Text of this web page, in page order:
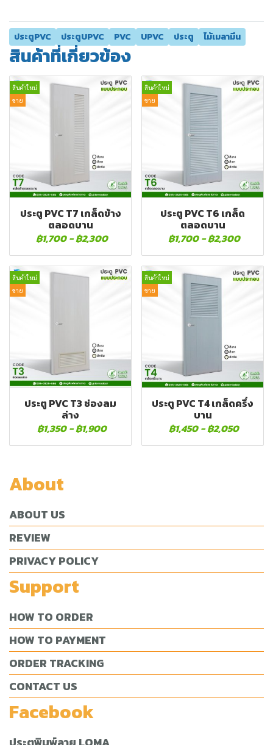
ประตูPVC ประตูUPVC PVC UPVC ประตู ไม้เมลามีน
สินค้าที่เกี่ยวข้อง
สินค้าใหม่
ขาย
ประตู PVC T7 เกล็ดข้าง
ตลอดบาน
฿1,700 -฿2,300
สินค้าใหม่
ขาย
ประตู PVC T6 เกล็ด
ตลอดบาน
฿1,700 -฿2,300
สินค้าใหม่
ขาย
ประตู PVC T3 ช่องลม
ล่าง
฿1,350 -฿1,900
สินค้าใหม่
ขาย
ประตู PVC T4 เกล็ดครึ่ง
บาน
฿1,450 -฿2,050
About
ABOUT US
REVIEW
PRIVACY POLICY
Support
HOW TO ORDER
HOW TO PAYMENT
ORDER TRACKING
CONTACT US
Facebook